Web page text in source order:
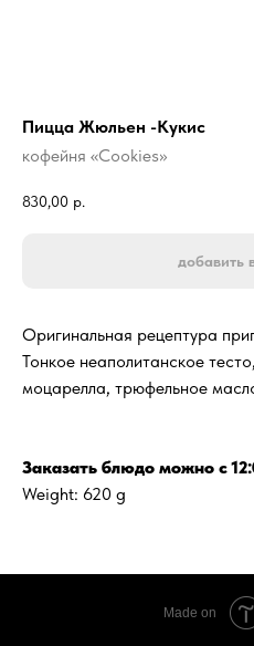
Пицца Жюльен -Кукис
кофейня «Cookies»
830,00 р.
добавить
Оригинальная рецептура
Тонкое неаполитанское
моцарелла, трюфельное
Заказать блюдо можно с
Weight: 620 g
Made on